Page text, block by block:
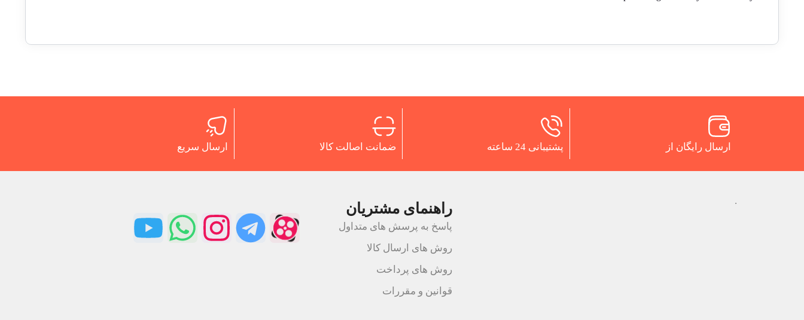
ارسال رایگان از پشتیبانی 24 ساعته ضمانت اصالت کالا ارسال سریع
. راهنمای مشتریان
پاسخ به پرسش های متداول
روش های ارسال کالا
روش های پرداخت
قوانین و مقررات